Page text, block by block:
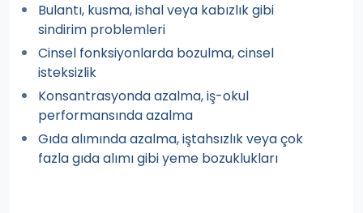
Bulantı, kusma, ishal veya kabızlık gibi
sindirim problemleri
Cinsel fonksiyonlarda bozulma, cinsel
isteksizlik
Konsantrasyonda azalma, iş-okul
performansında azalma
Gıda alımında azalma, iştahsızlık veya çok
fazla gıda alımı gibi yeme bozuklukları